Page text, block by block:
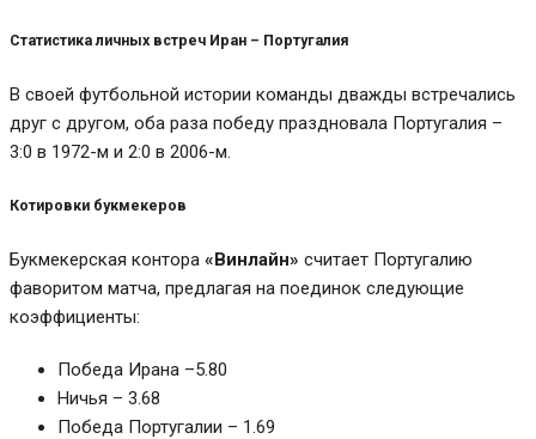
Статистика личных встреч Иран – Португалия
В своей футбольной истории команды дважды встречались
друг с другом, оба раза победу праздновала Португалия –
3:0 в 1972-м и 2:0 в 2006-м.
Котировки букмекеров
Букмекерская контора «Винлайн» считает Португалию
фаворитом матча, предлагая на поединок следующие
коэффициенты:
Победа Ирана –5.80
Ничья – 3.68
Победа Португалии – 1.69